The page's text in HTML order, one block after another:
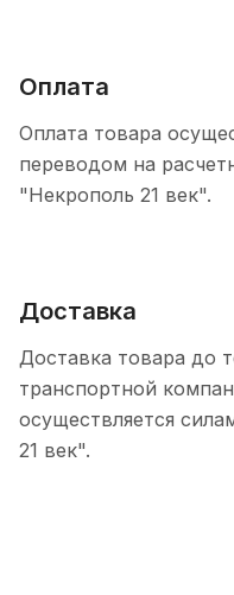
Оплата
Оплата товара
переводом на
"Некрополь 21 век".
Доставка
Доставка товара до
транспортной
осуществляется
21 век".